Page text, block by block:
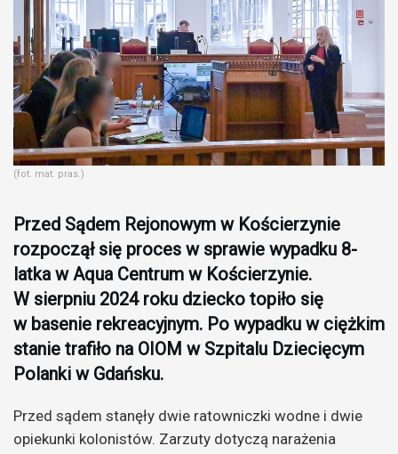
(fot. mat. pras.)
Przed Sądem Rejonowym w Kościerzynie
rozpoczął się proces w sprawie wypadku 8-
latka w Aqua Centrum w Kościerzynie.
W sierpniu 2024 roku dziecko topiło się
w basenie rekreacyjnym. Po wypadku w ciężkim
stanie trafiło na OIOM w Szpitalu Dziecięcym
Polanki w Gdańsku.
Przed sądem stanęły dwie ratowniczki wodne i dwie
opiekunki kolonistów. Zarzuty dotyczą narażenia